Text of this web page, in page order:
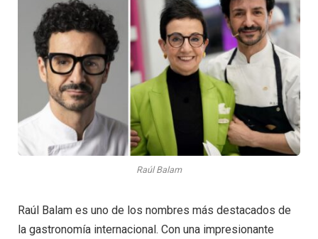
Raúl Balam
Raúl Balam es uno de los nombres más destacados de
la gastronomía internacional. Con una impresionante